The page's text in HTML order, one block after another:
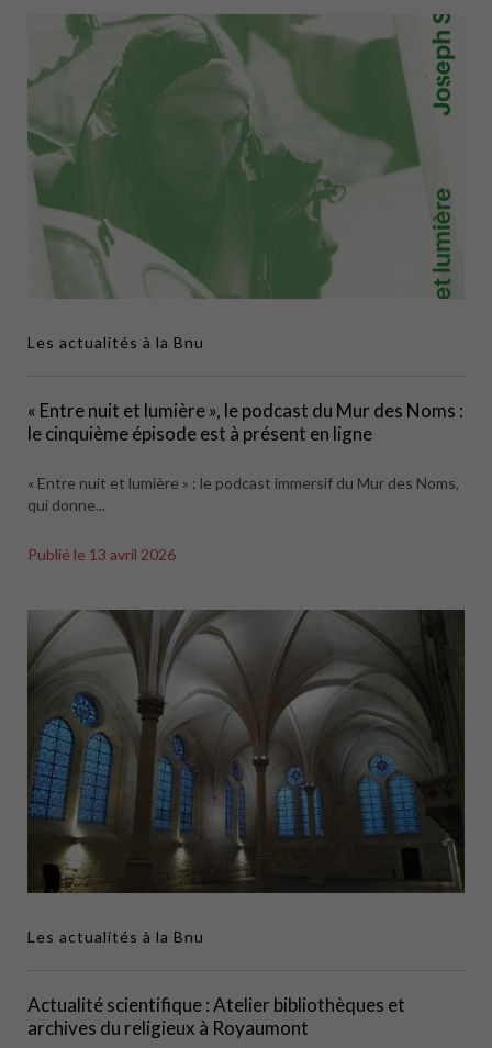
Les actualités à la Bnu
« Entre nuit et lumière », le podcast du Mur des Noms :
le cinquième épisode est à présent en ligne
« Entre nuit et lumière » : le podcast immersif du Mur des Noms,
qui donne...
Publié le 13 avril 2026
Les actualités à la Bnu
Actualité scientifique : Atelier bibliothèques et
archives du religieux à Royaumont